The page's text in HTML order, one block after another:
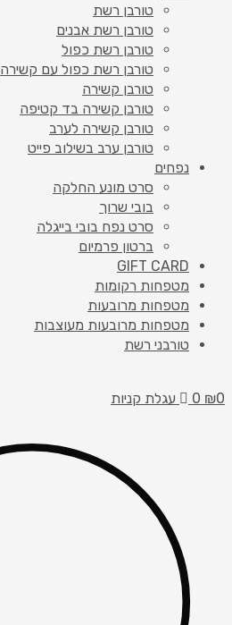
טורבן רשת
טורבן רשת אבנים
טורבן רשת כפול
טורבן רשת כפול עם קשירה
טורבן קשירה
טורבן קשירה בד קטיפה
טורבן קשירה לערב
טורבן ערב בשילוב פייט
נפחים
סרט מונע החלקה
בובי שרוך
סרט נפח בובי בייגלה
ברטון פרמיום
GIFT CARD
מטפחות רקומות
מטפחות מרובעות
מטפחות מרובעות מעוצבות
טורבני רשת
₪0
0 עגלת קניות